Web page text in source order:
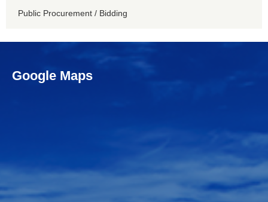
Public Procurement / Bidding
Google Maps